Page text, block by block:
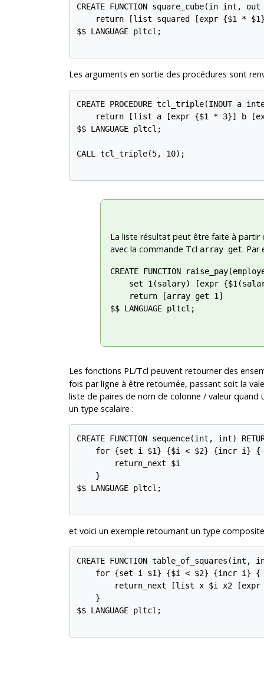
CREATE FUNCTION square_cube(in int,
return [list squared [expr {$1 *
$$ LANGUAGE pltcl;
Les arguments en sortie des procédures sont
CREATE PROCEDURE tcl_triple(INOUT a
return [list a [expr {$1 * 3}] b
$$ LANGUAGE pltcl;
CALL tcl_triple(5, 10);
La liste résultat peut être faite à
avec la commande Tcl array get. Par
CREATE FUNCTION
set 1(salary) [expr
    return [array get 1]
$$ LANGUAGE pltcl;
Les fonctions PL/Tcl peuvent retourner des
fois par ligne à être retournée, passant soit la
liste de paires de nom de colonne / valeur
un type scalaire :
CREATE FUNCTION sequence(int, int)
    for {set i $1} {$i < $2} {incr i} {
        return_next $i
    }
$$ LANGUAGE pltcl;
et voici un exemple retournant un type
CREATE FUNCTION
    for {set i $1} {$i < $2} {incr i} {
return_next [list x $i x2 [expr
    }
$$ LANGUAGE pltcl;